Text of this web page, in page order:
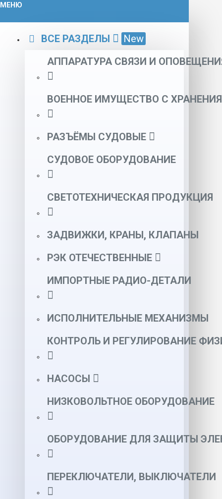
МЕНЮ
ВСЕ РАЗДЕЛЫ
New
АППАРАТУРА СВЯЗИ И
ВОЕННОЕ ИМУЩЕСТВО С ХРАНЕНИЯ
РАЗЪЁМЫ СУДОВЫЕ
СУДОВОЕ ОБОРУДОВАНИЕ
СВЕТОТЕХНИЧЕСКАЯ ПРОДУКЦИЯ
ЗАДВИЖКИ, КРАНЫ, КЛАПАНЫ
РЭК ОТЕЧЕСТВЕННЫЕ
ИМПОРТНЫЕ РАДИО-ДЕТАЛИ
ИСПОЛНИТЕЛЬНЫЕ МЕХАНИЗМЫ
КОНТРОЛЬ И РЕГУЛИРОВАНИЕ
НАСОСЫ
НИЗКОВОЛЬТНОЕ ОБОРУДОВАНИЕ
ОБОРУДОВАНИЕ ДЛЯ ЗАЩИТЫ
ПЕРЕКЛЮЧАТЕЛИ, ВЫКЛЮЧАТЕЛИ